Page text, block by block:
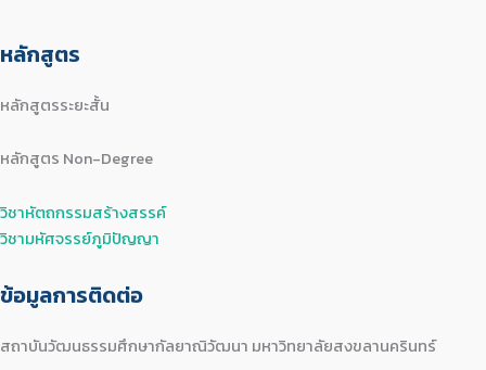
หลักสูตร
หลักสูตรระยะสั้น
หลักสูตร Non-Degree
วิชาหัตถกรรมสร้างสรรค์
วิชามหัศจรรย์ภูมิปัญญา
ข้อมูลการติดต่อ
สถาบันวัฒนธรรมศึกษากัลยาณิวัฒนา มหาวิทยาลัยสงขลานครินทร์